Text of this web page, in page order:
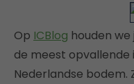
Op ICBlog houden
de meest
Nederlandse bodem.